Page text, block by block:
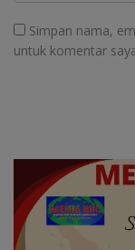
Simpan nama,
untuk komentar